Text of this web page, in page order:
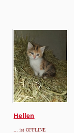
Hellen
... ist OFFLINE